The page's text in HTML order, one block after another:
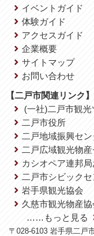
イベントガイド
体験ガイド
アクセスガイド
企業概要
サイトマップ
お問い合わせ
【二戸市関連リンク】
(一社)二戸市観
二戸市役所
二戸地域振興セン
二戸広域観光物
カシオペア連邦
二戸市シビック
岩手県観光協会
久慈市観光物産協
……もっと見る
〒028-6103 岩手県二戸